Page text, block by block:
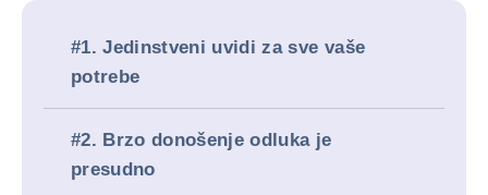
#1. Jedinstveni uvidi za sve vaše
potrebe
#2. Brzo donošenje odluka je
presudno